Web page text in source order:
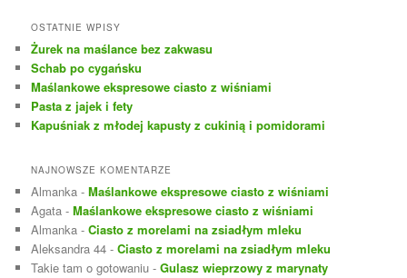
k
a
j
OSTATNIE WPISY
Żurek na maślance bez zakwasu
Schab po cygańsku
Maślankowe ekspresowe ciasto z wiśniami
Pasta z jajek i fety
Kapuśniak z młodej kapusty z cukinią i pomidorami
NAJNOWSZE KOMENTARZE
Almanka -Maślankowe ekspresowe ciasto z wiśniami
Agata -Maślankowe ekspresowe ciasto z wiśniami
Almanka -Ciasto z morelami na zsiadłym mleku
Aleksandra 44 -Ciasto z morelami na zsiadłym mleku
Takie tam o gotowaniu -Gulasz wieprzowy z marynaty